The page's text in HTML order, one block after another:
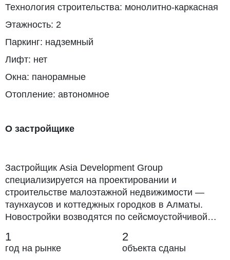
Технология строительства: монолитно-каркасная
Этажность: 2
Паркинг: надземный
Лифт: нет
Окна: панорамные
Отопление: автономное
О застройщике
Застройщик Asia Development Group
специализируется на проектировании и
строительстве малоэтажной недвижимости —
таунхаусов и коттеджных городков в Алматы.
Новостройки возводятся по сейсмоустойчивой
фасады отделаны экологичными материалами.
Квартиры отличаются высокими потолками и
1
год на рынке
2
объекта сданы